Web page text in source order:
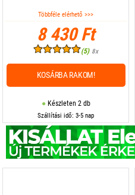
Többféle elérhető >>>
8 430 Ft
(5) 8x
Készleten 2 db
Szállítási idő: 3-5 nap
KOSÁRBA RAKOM!